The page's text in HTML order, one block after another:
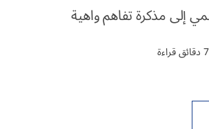
إلى مذكرة تفاهم واهية
7 دقائق قراءة